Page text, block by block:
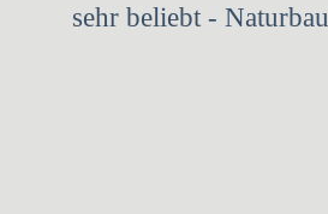
sehr beliebt -